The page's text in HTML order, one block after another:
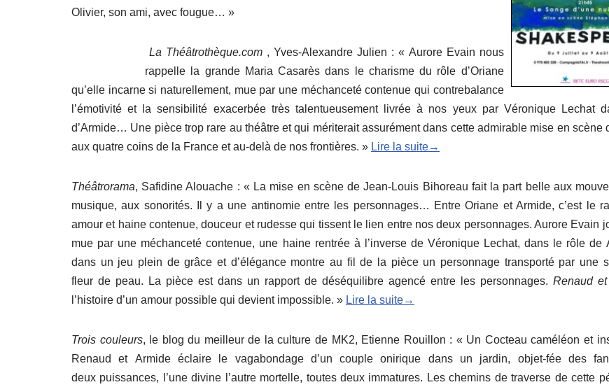
Olivier, son ami, avec fougue… »
La Théâtrothèque.com, Yves-Alexandre Julien : « Aurore Evain nous
rappelle la grande Maria Casarès dans le charisme du rôle d’Oriane
qu’elle incarne si naturellement, mue par une méchanceté contenue qui contrebalance
l’émotivité et la sensibilité exacerbée très talentueusement livrée à nos yeux par Véronique Lechat
d’Armide… Une pièce trop rare au théâtre et qui mériterait assurément dans cette admirable mise en scène
aux quatre coins de la France et au-delà de nos frontières. » Lire la suite→
Théâtrorama, Safidine Alouache : « La mise en scène de Jean-Louis Bihoreau fait la part belle aux
musique, aux sonorités. Il y a une antinomie entre les personnages… Entre Oriane et Armide, c’est le
amour et haine contenue, douceur et rudesse qui tissent le lien entre nos deux personnages. Aurore Evain
mue par une méchanceté contenue, une haine rentrée à l’inverse de Véronique Lechat, dans le rôle de
dans un jeu plein de grâce et d’élégance montre au fil de la pièce un personnage transporté par une
fleur de peau. La pièce est dans un rapport de déséquilibre agencé entre les personnages.Renaud
l’histoire d’un amour possible qui devient impossible. » Lire la suite→
Trois couleurs, le blog du meilleur de la culture de MK2, Etienne Rouillon : « Un Cocteau caméléon et
Renaud et Armide éclaire le vagabondage d’un couple onirique dans un jardin, objet-fée des
deux puissances, l’une divine l’autre mortelle, toutes deux immatures. Les chemins de traverse de cette